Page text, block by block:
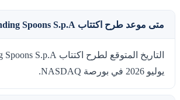
متى موعد طرح اكتتاب Bending Spoons S.p.A.؟
يوليو 2026 في بورصة NASDAQ.